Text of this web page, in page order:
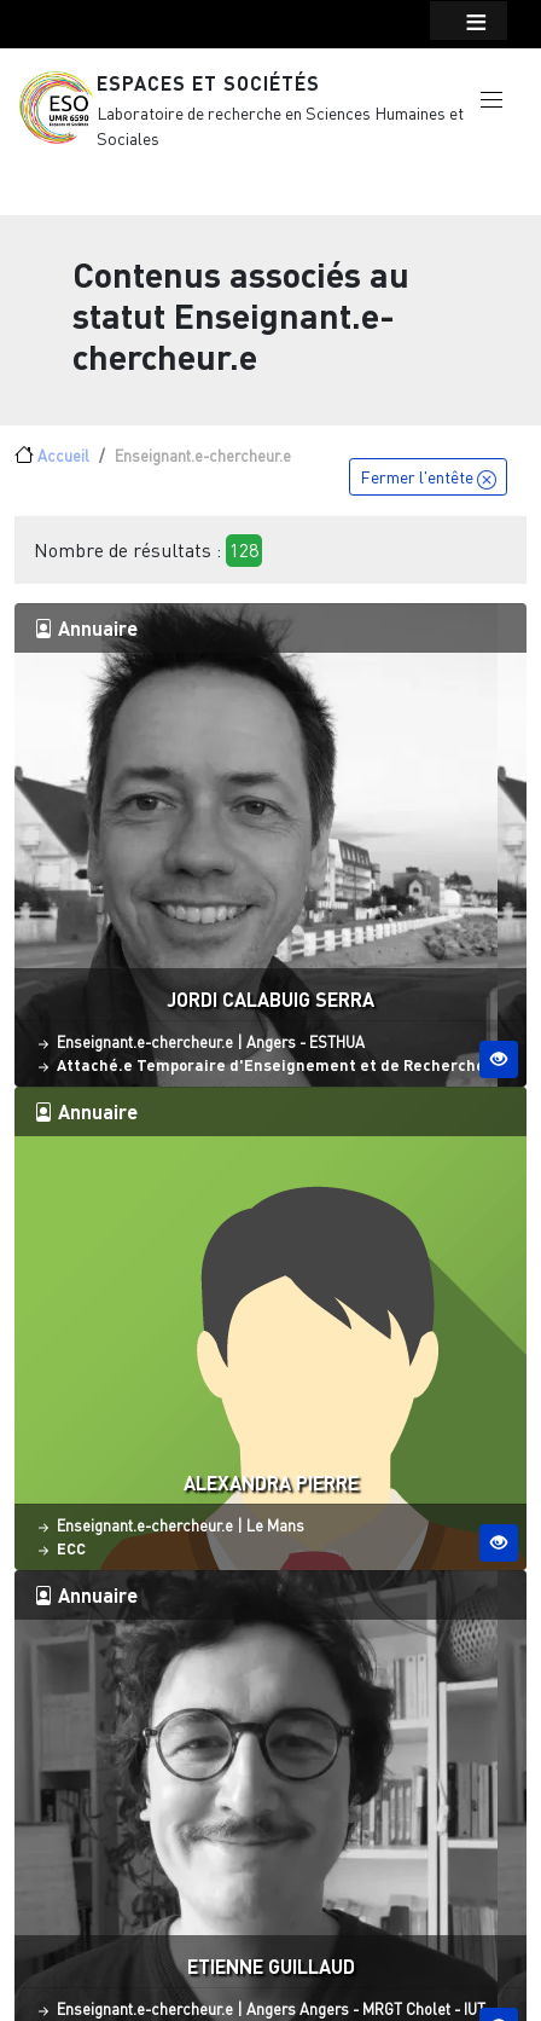
ESPACES ET SOCIÉTÉS
Laboratoire de recherche en Sciences Humaines et
Sociales
Contenus associés au
statut Enseignant.e-
chercheur.e
Fil d'Ariane
Accueil Enseignant.e-chercheur.e
Fermer l'entête
Nombre de résultats : 128
Annuaire
JORDI CALABUIG SERRA
Statut
Enseignant.e-chercheur.e Site ESO
Angers - ESTHUA
Attaché.e Temporaire d'Enseignement et de Recherche
Annuaire
ALEXANDRA PIERRE
Statut
Enseignant.e-chercheur.e Site ESO
Le Mans
ECC
Annuaire
ETIENNE GUILLAUD
Statut
Enseignant.e-chercheur.e Site ESO
AngersAngers - MRGT Cholet - IUT